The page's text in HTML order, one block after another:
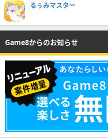
るぅみマスター
Game8からのお知らせ